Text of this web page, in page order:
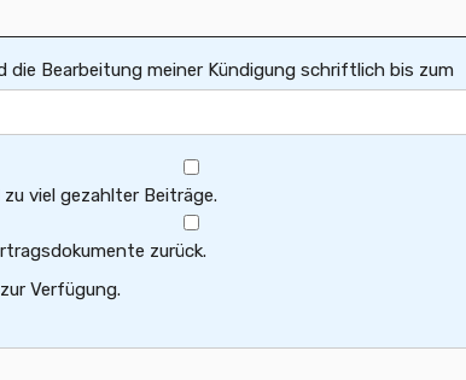
Bearbeitung meiner Kündigung schriftlich bis zum
viel gezahlter Beiträge.
zurück.
Verfügung.